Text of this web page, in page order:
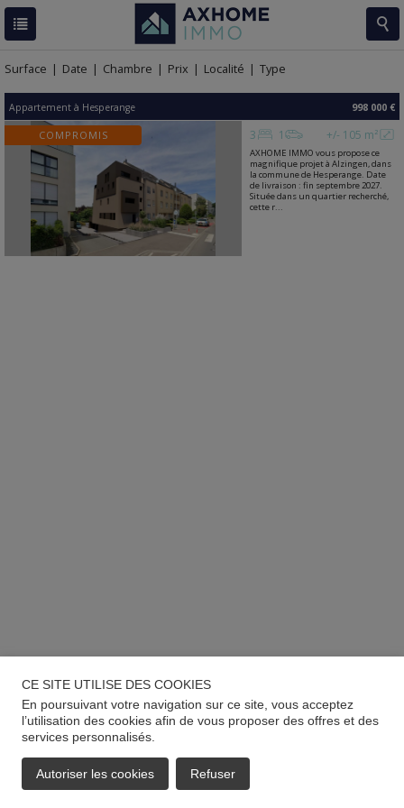
RESULTATS
Surface | Date | Chambre | Prix | Localité | Type
Appartement à Hesperange 998 000 €
COMPROMIS +/- 105 m²
3 1
AXHOME IMMO vous propose ce
magnifique projet à Alzingen, dans
la commune de Hesperange. Date
de livraison : fin septembre 2027.
Située dans un quartier recherché,
cette r...
CE SITE UTILISE DES COOKIES
En poursuivant votre navigation sur ce site, vous acceptez
l’utilisation des cookies afin de vous proposer des offres et des
services personnalisés.
Autoriser les cookies Refuser